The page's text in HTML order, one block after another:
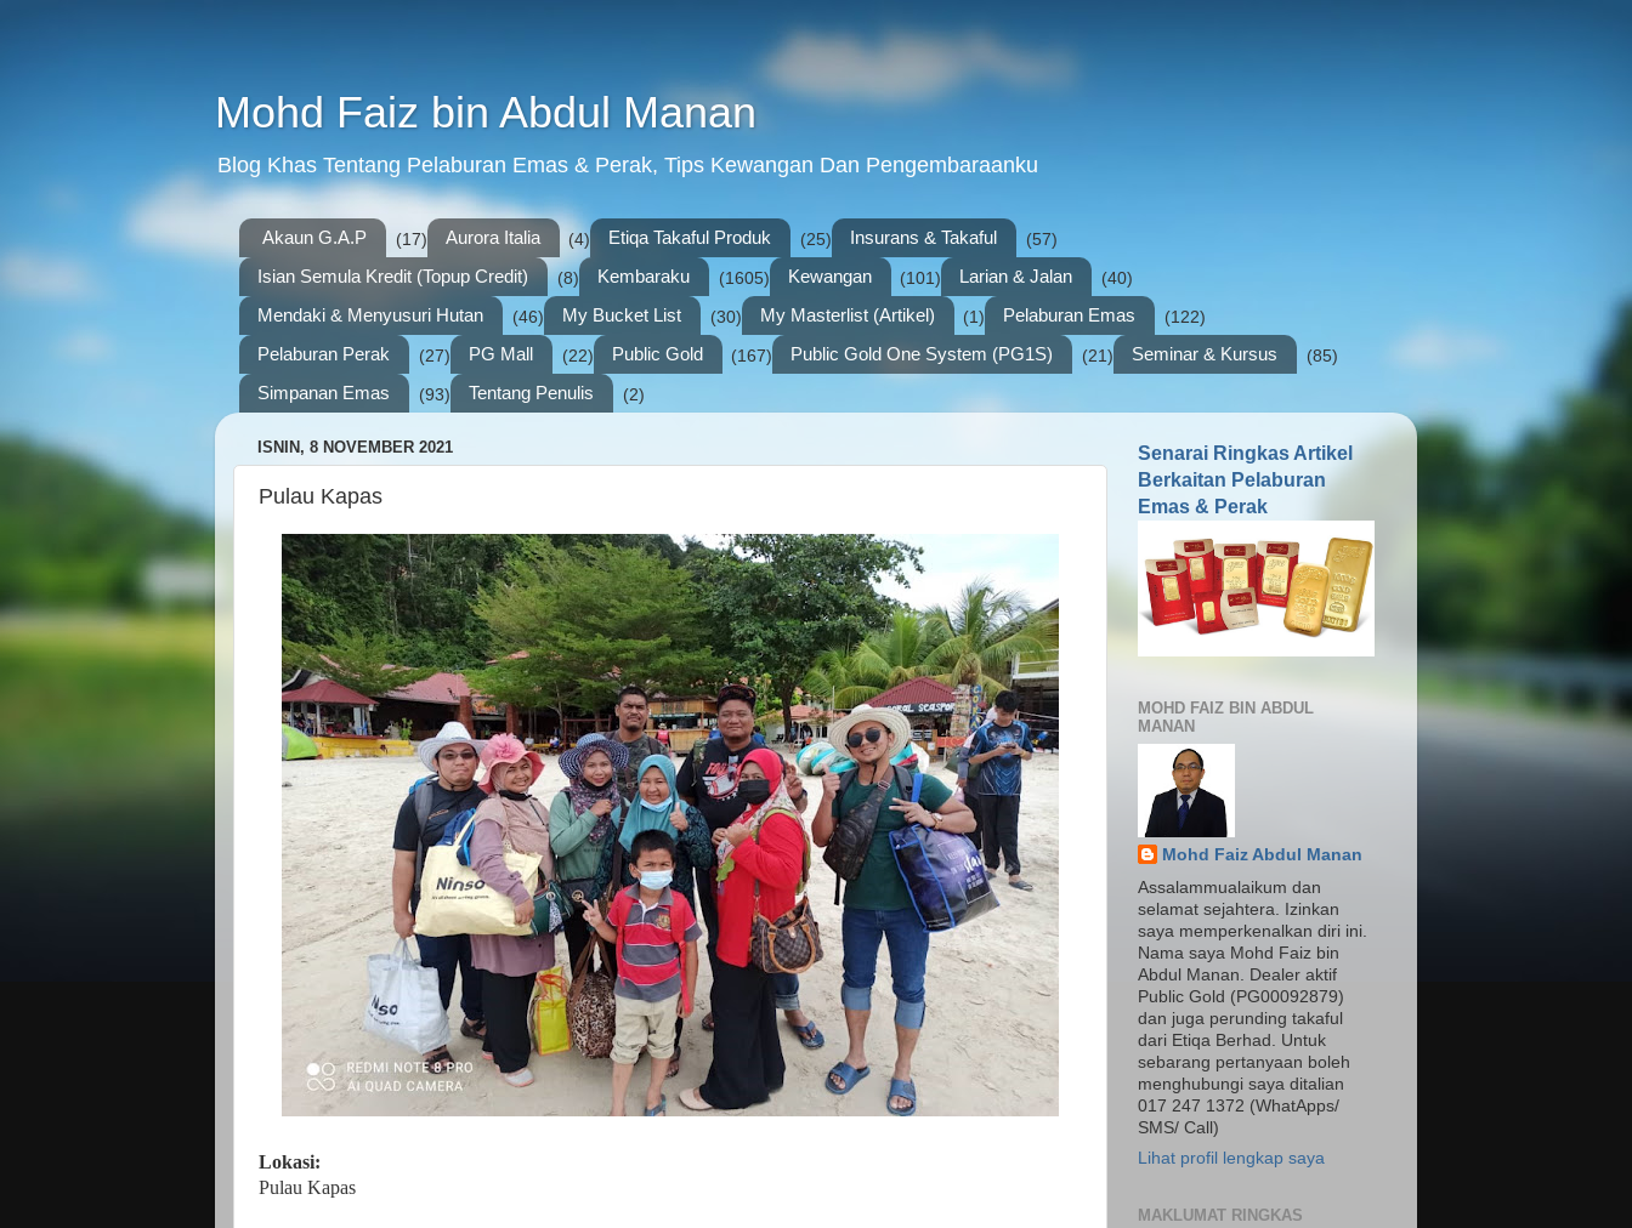
Mohd Faiz bin Abdul Manan
Blog Khas Tentang Pelaburan Emas & Perak, Tips Kewangan Dan Pengembaraanku
Akaun G.A.P (17) Aurora Italia (4) Etiqa Takaful Produk (25) Insurans & Takaful (57)
Isian Semula Kredit (Topup Credit) (8) Kembaraku (1605) Kewangan (101) Larian & Jalan (40)
Mendaki & Menyusuri Hutan (46) My Bucket List (30) My Masterlist (Artikel) (1) Pelaburan Emas (122)
Pelaburan Perak (27) PG Mall (22) Public Gold (167) Public Gold One System (PG1S) (21) Seminar & Kursus (85)
Simpanan Emas (93) Tentang Penulis (2)
ISNIN, 8 NOVEMBER 2021
Pulau Kapas
Lokasi:
Pulau Kapas
Senarai Ringkas Artikel
Berkaitan Pelaburan
Emas & Perak
MOHD FAIZ BIN ABDUL
MANAN
Mohd Faiz Abdul Manan
Assalammualaikum dan
selamat sejahtera. Izinkan
saya memperkenalkan diri ini.
Nama saya Mohd Faiz bin
Abdul Manan. Dealer aktif
Public Gold (PG00092879)
dan juga perunding takaful
dari Etiqa Berhad. Untuk
sebarang pertanyaan boleh
menghubungi saya ditalian
017 247 1372 (WhatApps/
SMS/ Call)
Lihat profil lengkap saya
MAKLUMAT RINGKAS